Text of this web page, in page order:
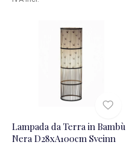
Lampada da Terra in Bambù
Nera D28xA100cm Sveinn